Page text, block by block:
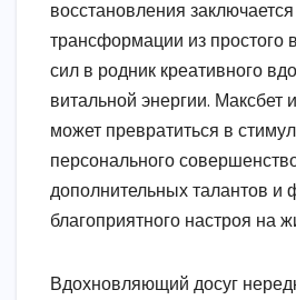
восстановления
трансформации из простого
сил в родник креативного
витальной энергии. Максбет
может превратиться в
персонального
дополнительных талантов и
благоприятного настроя на
Вдохновляющий досуг